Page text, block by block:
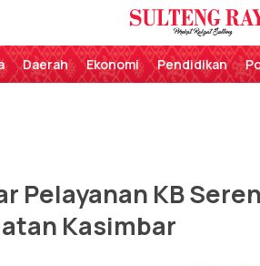
Sulteng Raya
Perekat Rakyat
Daerah Ekonomi Pendidikan
Pelayanan KB
Kasimbar